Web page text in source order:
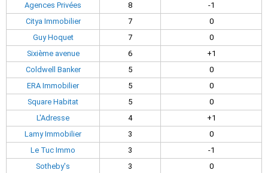
Agences Privées
8
-1
Citya Immobilier
7
0
Guy Hoquet
7
0
Sixième avenue
6
+1
Coldwell Banker
5
0
ERA Immobilier
5
0
Square Habitat
5
0
L'Adresse
4
+1
Lamy Immobilier
3
0
Le Tuc Immo
3
-1
Sotheby's
3
0